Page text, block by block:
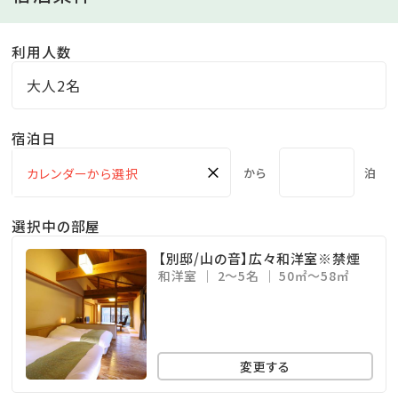
夜も更けて小腹が空く頃、昔懐かしいラーメン屋台が登
場♪
あっさりした味付けで「無料とは思えない美味しさ」と
※営業時間22：00～
＜大浴場：杜の湯＞
男女ともに内湯、壺風呂、岩露天風呂や檜露天風呂な
ど、
10種のお風呂が並び、湯めぐりをお楽しみいただけま
す。
＜貸切風呂＞
3つの趣き異なる貸切風呂はいずれも源泉かけ流し。
利用人数
大人2名
宿泊日
× から 泊
選択中の部屋
【別邸/山の音】広々和洋室※禁煙
和洋室 2～5名 50㎡～58㎡
変更する